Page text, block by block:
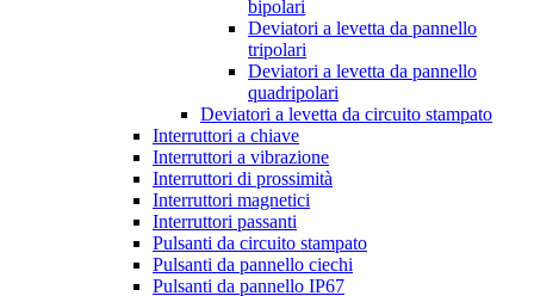
bipolari
Deviatori a levetta da pannello
tripolari
Deviatori a levetta da pannello
quadripolari
Deviatori a levetta da circuito stampato
Interruttori a chiave
Interruttori a vibrazione
Interruttori di prossimità
Interruttori magnetici
Interruttori passanti
Pulsanti da circuito stampato
Pulsanti da pannello ciechi
Pulsanti da pannello IP67